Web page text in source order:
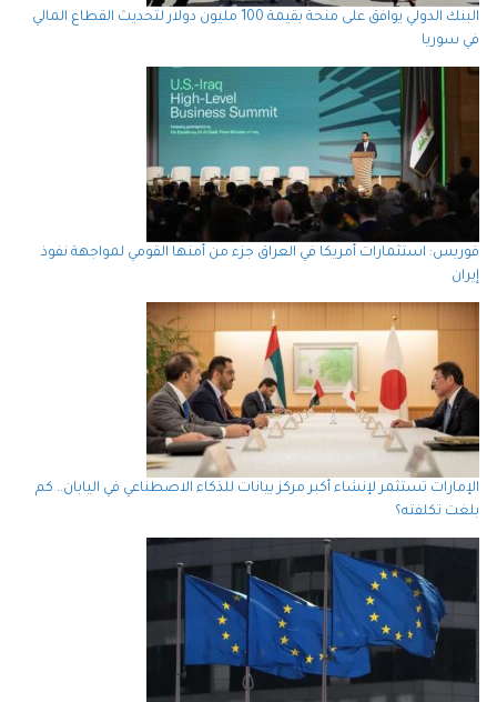
البنك الدولي يوافق على منحة بقيمة 100 مليون دولار لتحديث القطاع المالي
في سوريا
فوربس: استثمارات أمريكا في العراق جزء من أمنها القومي لمواجهة نفوذ
إيران
الإمارات تستثمر لإنشاء أكبر مركز بيانات للذكاء الاصطناعي في اليابان.. كم
بلغت تكلفته؟